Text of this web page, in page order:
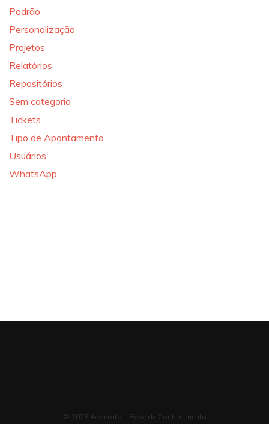
Padrão
Personalização
Projetos
Relatórios
Repositórios
Sem categoria
Tickets
Tipo de Apontamento
Usuários
WhatsApp
© 2026 Acelerato – Base de Conhecimento